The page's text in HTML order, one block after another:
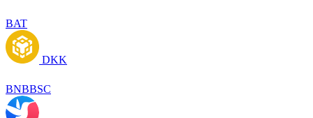
BAT
DKK
BNBBSC